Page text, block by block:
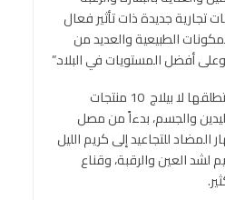
تجارية جديدة ذات تأثير فعال
الطبيعية والعديد من
أفضل المستويات في البلاد.”
تشمل المجموعة التي ستطلقها لا بيلاج 10 منتجات
والجسم، بدءاً من مصل
المضاد للتجاعيد إلى كريم الليل
لشد العين والرقبة، وقناع